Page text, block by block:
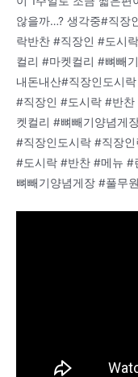
않을까…? 생각중#직장
락반찬 #직장인 #도시
컬리 #마켓컬리 #뼈빼
내돈내산#직장인도시
#직장인 #도시락 #반
켓컬리 #뼈빼기양념게
#직장인도시락 #직장
#도시락 #반찬 #메뉴 #
뼈빼기양념게장 #풀무